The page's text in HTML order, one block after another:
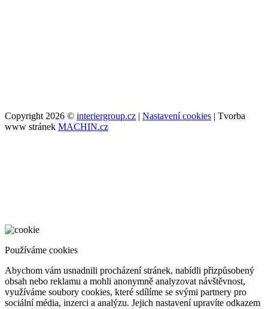
Copyright 2026 © interiergroup.cz | Nastavení cookies | Tvorba
www stránek MACHIN.cz
Používáme cookies
Abychom vám usnadnili procházení stránek, nabídli přizpůsobený
obsah nebo reklamu a mohli anonymně analyzovat návštěvnost,
využíváme soubory cookies, které sdílíme se svými partnery pro
sociální média, inzerci a analýzu. Jejich nastavení upravíte odkazem